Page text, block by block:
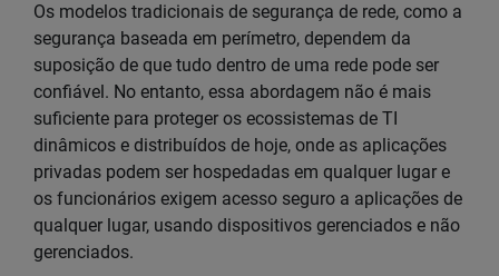
Os modelos tradicionais de segurança de rede, como a
segurança baseada em perímetro, dependem da
suposição de que tudo dentro de uma rede pode ser
confiável. No entanto, essa abordagem não é mais
suficiente para proteger os ecossistemas de TI
dinâmicos e distribuídos de hoje, onde as aplicações
privadas podem ser hospedadas em qualquer lugar e
os funcionários exigem acesso seguro a aplicações de
qualquer lugar, usando dispositivos gerenciados e não
gerenciados.